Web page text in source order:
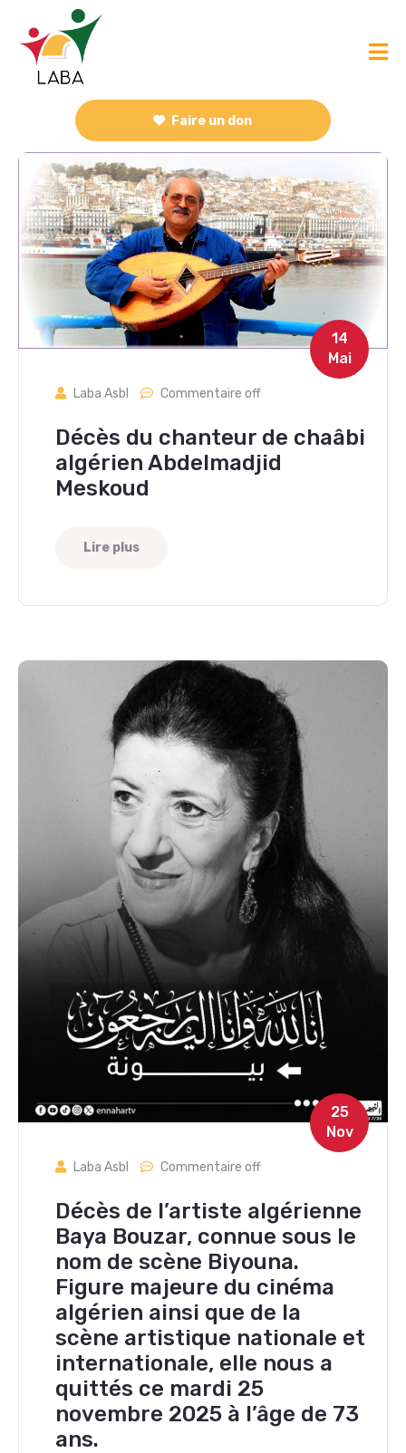
Faire un don
14
Mai
Laba Asbl Commentaire off
Décès du chanteur de chaâbi
algérien Abdelmadjid
Meskoud
Lire plus
25
Nov
Laba Asbl Commentaire off
Décès de l’artiste algérienne
Baya Bouzar, connue sous le
nom de scène Biyouna.
Figure majeure du cinéma
algérien ainsi que de la
scène artistique nationale et
internationale, elle nous a
quittés ce mardi 25
novembre 2025 à l’âge de 73
ans.